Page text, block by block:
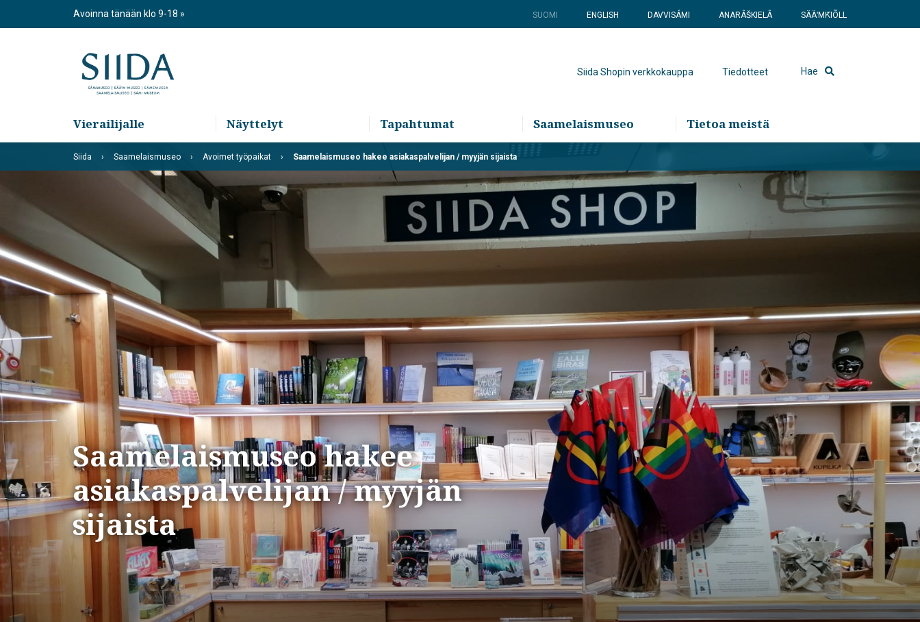
Avoinna tänään klo 9-18 SUOMI ENGLISH DAVVISÁMI ANARÂŠKIELÂ SÄÄʹMǨIÕLL
Siida Shopin verkkokauppa Tiedotteet Hae
Vierailijalle Näyttelyt Tapahtumat Saamelaismuseo Tietoa meistä
Siida Saamelaismuseo Avoimet työpaikat Saamelaismuseo hakee asiakaspalvelijan / myyjän sijaista
Saamelaismuseo hakee
asiakaspalvelijan / myyjän
sijaista